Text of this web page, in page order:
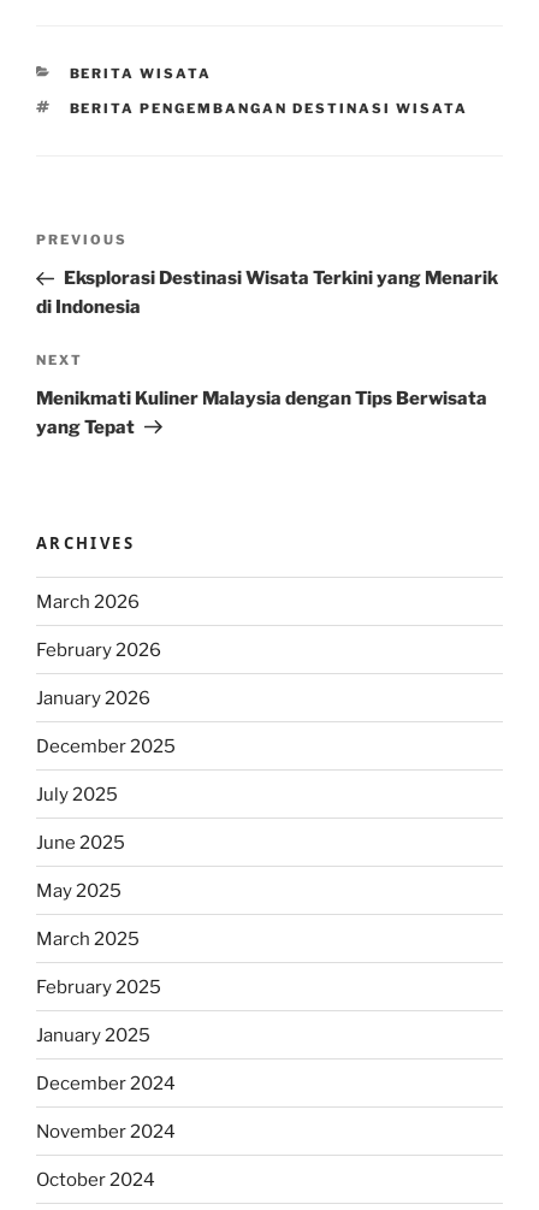
CATEGORIES
BERITA WISATA
TAGS
BERITA PENGEMBANGAN DESTINASI WISATA
Previous
Post
PREVIOUS
Eksplorasi Destinasi Wisata Terkini yang Menarik
di Indonesia
Next
Post
NEXT
Menikmati Kuliner Malaysia dengan Tips Berwisata
yang Tepat
ARCHIVES
March 2026
February 2026
January 2026
December 2025
July 2025
June 2025
May 2025
March 2025
February 2025
January 2025
December 2024
November 2024
October 2024